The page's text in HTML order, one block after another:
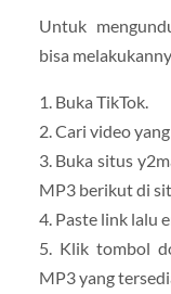
Untuk
bisa
1. Buka TikTok.
2. Cari video
3. Buka situs
MP3 berikut di
4. Paste link lalu
5. Klik tombol
MP3 yang